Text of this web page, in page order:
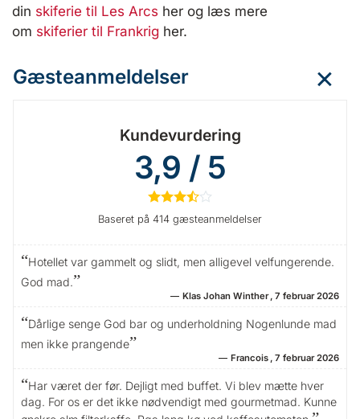
din skiferie til Les Arcs her og læs mere
om skiferier til Frankrig her.
Gæsteanmeldelser
Kundevurdering
3,9 / 5
★★★½
Baseret på 414 gæsteanmeldelser
Hotellet var gammelt og slidt, men alligevel velfungerende.
God mad.
Klas Johan Winther 7 februar 2026
Dårlige senge God bar og underholdning Nogenlunde mad
men ikke prangende
Francois 7 februar 2026
Har været der før. Dejligt med buffet. Vi blev mætte hver
dag. For os er det ikke nødvendigt med gourmetmad. Kunne